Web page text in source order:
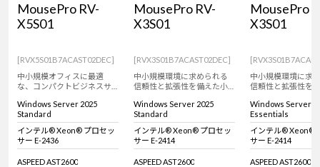
MousePro RV-
X5S01
[RVX5S01B7ACAST02DEC]
中小規模オフィスに最適
な、コンパクトビジネスサ
Windows Server 2025
Standard
インテル® Xeon® プロセッ
サー E-2436
ASPEED AST2600
MousePro RV-
X3S01
[RVX3S01B7ACAST02DEC]
中小規模環境に求められる
信頼性と拡張性を備えた小
Windows Server 2025
Standard
インテル® Xeon® プロセッ
サー E-2414
ASPEED AST2600
MousePro
X3S01
中小規模環境に求
信頼性と拡張性を
Windows Server
Essentials
インテル® Xeon®
サー E-2414
ASPEED AST2600